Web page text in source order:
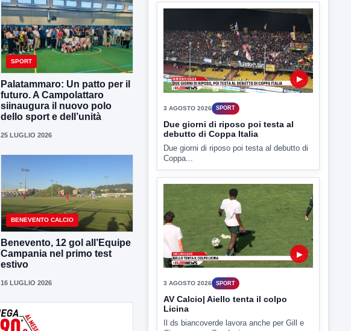
SPORT
Palatammaro: Un patto per il
futuro. A Campolattaro
siinaugura il nuovo polo
dello sport e dell’unità
25 LUGLIO 2026
BENEVENTO CALCIO
Benevento, 12 gol all’Equipe
Campania nel primo test
estivo
16 LUGLIO 2026
▶
3 AGOSTO 2026 SPORT
Due giorni di riposo poi testa al
debutto di Coppa Italia
Due giorni di riposo poi testa al debutto di
Coppa...
▶
3 AGOSTO 2026 SPORT
AV Calcio| Aiello tenta il colpo
Licina
Il ds biancoverde lavora anche per Gill e
Cinquegrano. Spadoni...